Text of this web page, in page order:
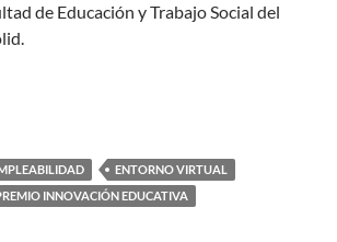
de Educación y Trabajo Social del
ENTORNO VIRTUAL
INNOVACIÓN EDUCATIVA